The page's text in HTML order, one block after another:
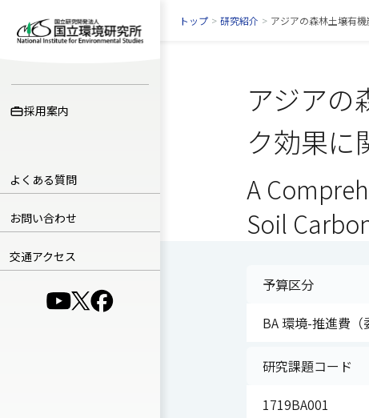
採用案内
よくある質問
お問い合わせ
交通アクセス
（別ウインドウで開きます）
（別ウインドウで開きます）
（別ウインドウで開きます）
トップ > 研究紹介 > アジアの森林土壌有
アジアの
ク効果に
A
Soil
予算区分
BA 環境-推進費
研究課題コード
1719BA001